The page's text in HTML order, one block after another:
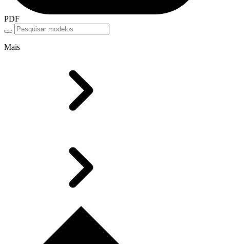
PDF
Mais